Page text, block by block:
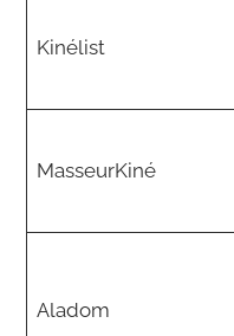
Kinélist
MasseurKiné
Aladom